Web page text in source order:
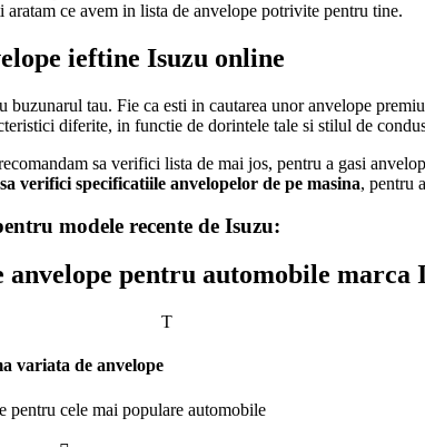
ce avem in lista de anvelope potrivite pentru tine.
ieftine Isuzu online
tau. Fie ca esti in cautarea unor anvelope
diferite, in functie de dorintele tale si stilul de
sa verifici lista de mai jos, pentru a gasi
sa verifici specificatiile anvelopelor de pe masina, pentru
modele recente de Isuzu:
anvelope pentru automobile marca
T
variata de anvelope
pentru cele mai populare automobile